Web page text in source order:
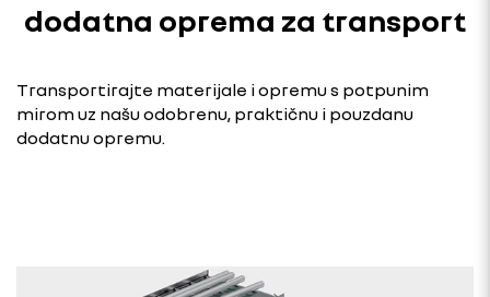
dodatna oprema za transport
Transportirajte materijale i opremu s potpunim
mirom uz našu odobrenu, praktičnu i pouzdanu
dodatnu opremu.